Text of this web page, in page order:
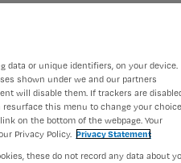
data or unique identifiers, on your device.
shown under we and our partners
will disable them. If trackers are
resurface this menu to change your
on the bottom of the webpage. Your
Privacy Policy. Privacy Statement
these do not record any data about